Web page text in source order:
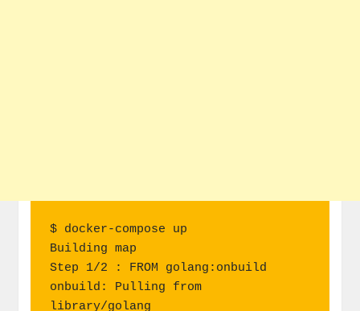
$ docker-compose up
Building map
Step 1/2 : FROM golang:onbuild
onbuild: Pulling from
library/golang